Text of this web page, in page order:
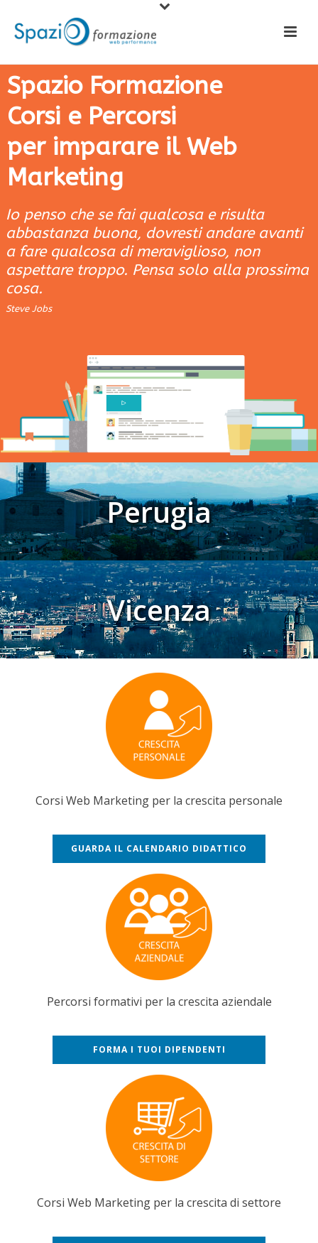
Spazio Formazione
Corsi e Percorsi
per imparare il Web
Marketing
Io penso che se fai qualcosa e risulta
abbastanza buona, dovresti andare avanti
a fare qualcosa di meraviglioso, non
aspettare troppo. Pensa solo alla prossima
cosa.
Steve Jobs
Perugia
Vicenza
Corsi Web Marketing per la crescita personale
GUARDA IL CALENDARIO DIDATTICO
Percorsi formativi per la crescita aziendale
FORMA I TUOI DIPENDENTI
Corsi Web Marketing per la crescita di settore